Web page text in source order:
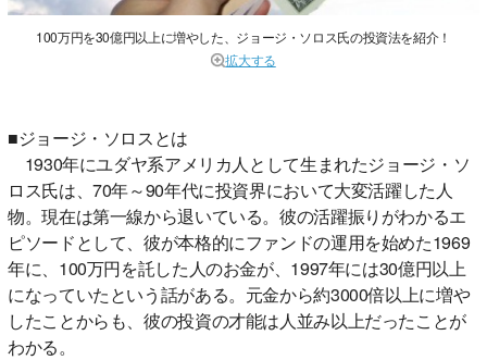
100万円を30億円以上に増やした、ジョージ・ソロス氏の投資法を紹介！
拡大する
■ジョージ・ソロスとは
1930年にユダヤ系アメリカ人として生まれたジョージ・ソ
ロス氏は、70年～90年代に投資界において大変活躍した人
物。現在は第一線から退いている。彼の活躍振りがわかるエ
ピソードとして、彼が本格的にファンドの運用を始めた1969
年に、100万円を託した人のお金が、1997年には30億円以上
になっていたという話がある。元金から約3000倍以上に増や
したことからも、彼の投資の才能は人並み以上だったことが
わかる。